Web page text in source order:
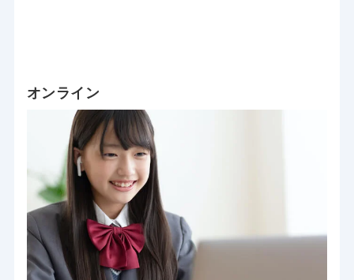
オンライン